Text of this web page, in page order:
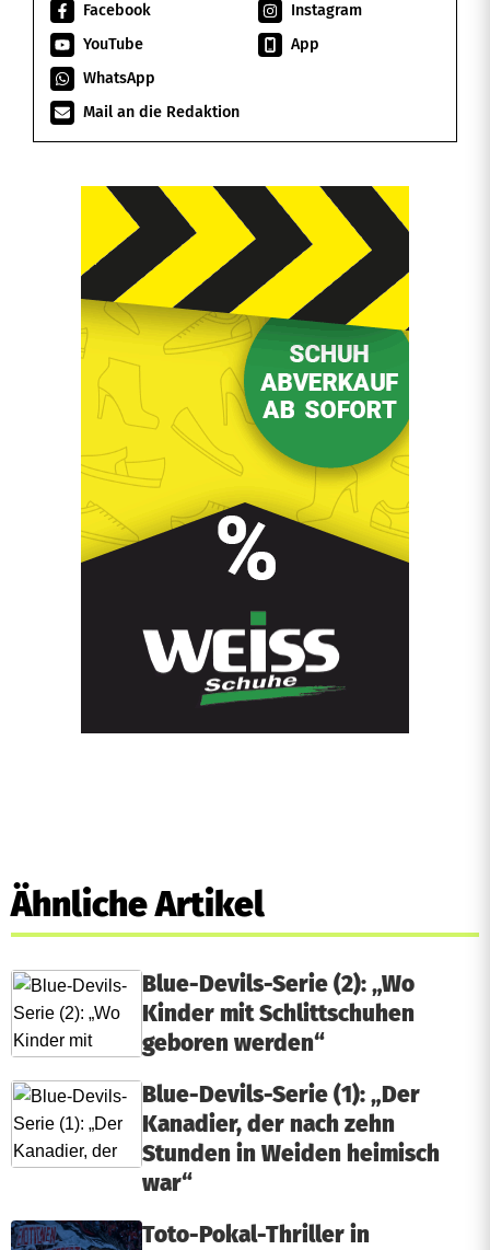
Facebook
Instagram
YouTube
App
WhatsApp
Mail an die Redaktion
Ähnliche Artikel
Blue-Devils-Serie (2): „Wo
Kinder mit Schlittschuhen
geboren werden“
Blue-Devils-Serie (1): „Der
Kanadier, der nach zehn
Stunden in Weiden heimisch
war“
Toto-Pokal-Thriller in